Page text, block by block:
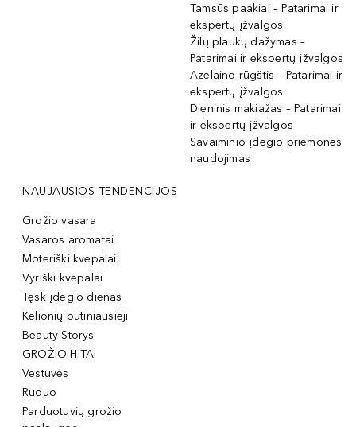
Tamsūs paakiai – Patarimai ir
ekspertų įžvalgos
Žilų plaukų dažymas –
Patarimai ir ekspertų įžvalgos
Azelaino rūgštis – Patarimai ir
ekspertų įžvalgos
Dieninis makiažas – Patarimai
ir ekspertų įžvalgos
Savaiminio įdegio priemonės
naudojimas
NAUJAUSIOS TENDENCIJOS
Grožio vasara
Vasaros aromatai
Moteriški kvepalai
Vyriški kvepalai
Tęsk įdegio dienas
Kelionių būtiniausieji
Beauty Storys
GROŽIO HITAI
Vestuvės
Ruduo
Parduotuvių grožio